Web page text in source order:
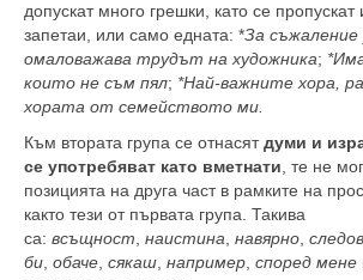
допускат много грешки, като се пропускат
запетаи, или само едната: *За съжаление
омаловажава трудът на художника;
които не съм пял; *Най-важните хора,
хората от семейството ми.
Към втората група се отнасятдуми и
се употребяват като вметнати , те не
позицията на друга част в рамките на
както тези от първата група. Такива
са: всъщност наистина навярно
би обаче сякаш например според мене